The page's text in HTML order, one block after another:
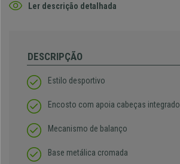
Ler descrição detalhada
DESCRIPÇÃO
Estilo desportivo
Encosto com apoia cabeças integrado
Mecanismo de balanço
Base metálica cromada